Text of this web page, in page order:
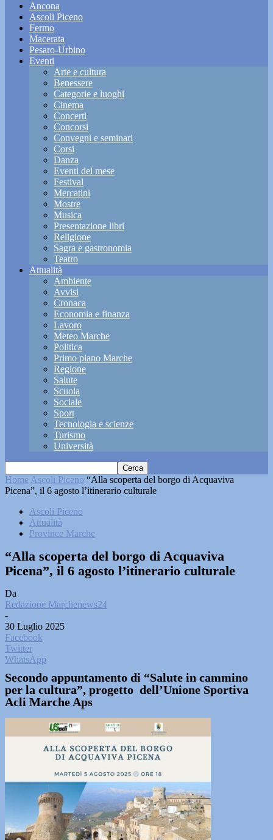
Ancona
Ascoli Piceno
Fermo
Macerata
Pesaro-Urbino
Eventi
Arte e cultura
Benessere
Categorie e luoghi
Cinema
Concerti
Concorsi
Convegni e seminari
Corsi
Danza
Eventi del mese
Festival
Mercatini
Mostre
Musica
Presentazione libri
Religione
Sagra e gastronomia
Teatro
Attualità
Ambiente
Avvisi
Cronaca
Economia e finanza
Lavoro
Meteo Marche
Politica
Primo piano Marche
Regione
Salute
Scuola
Sociale
Sport
Tecnologia e scienze
Turismo
Università
Home Ascoli Piceno “Alla scoperta del borgo di Acquaviva
Picena”, il 6 agosto l’itinerario culturale
Ascoli Piceno
Attualità
Province Marche
“Alla scoperta del borgo di Acquaviva
Picena”, il 6 agosto l’itinerario culturale
Da
Redazione Marchenews24
-
30 Luglio 2025
Facebook
Twitter
WhatsApp
Secondo appuntamento di “Salute in cammino
per la cultura”, progetto dell’Unione Sportiva
Acli Marche Aps